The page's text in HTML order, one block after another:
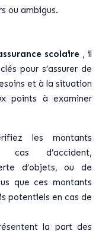
ou ambigus.
scolaire , il
pour s’assurer de
et à la situation
points à examiner
les montants
cas d’accident,
d’objets, ou de
que ces montants
potentiels en cas de
la part des